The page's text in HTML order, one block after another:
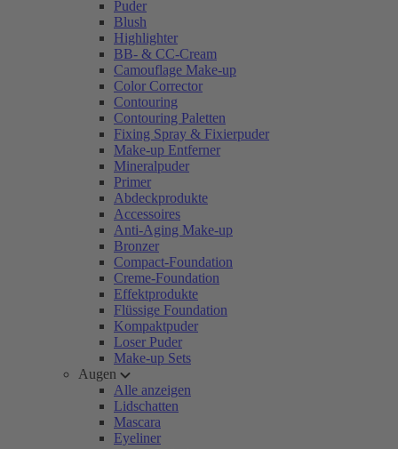
Puder
Blush
Highlighter
BB- & CC-Cream
Camouflage Make-up
Color Corrector
Contouring
Contouring Paletten
Fixing Spray & Fixierpuder
Make-up Entferner
Mineralpuder
Primer
Abdeckprodukte
Accessoires
Anti-Aging Make-up
Bronzer
Compact-Foundation
Creme-Foundation
Effektprodukte
Flüssige Foundation
Kompaktpuder
Loser Puder
Make-up Sets
Augen
Alle anzeigen
Lidschatten
Mascara
Eyeliner